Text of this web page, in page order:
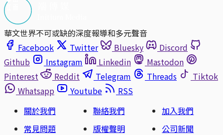
華文世界不可或缺的深度報導和多元聲音
Facebook
Twitter Bluesky
Discord
Github
Instagram Linkedin
Mastodon
Pinterest
Reddit Telegram Threads
Tiktok
Whatsapp
Youtube
RSS
關於我們
聯絡我們
加入我們
常見問題
版權聲明
公司新聞